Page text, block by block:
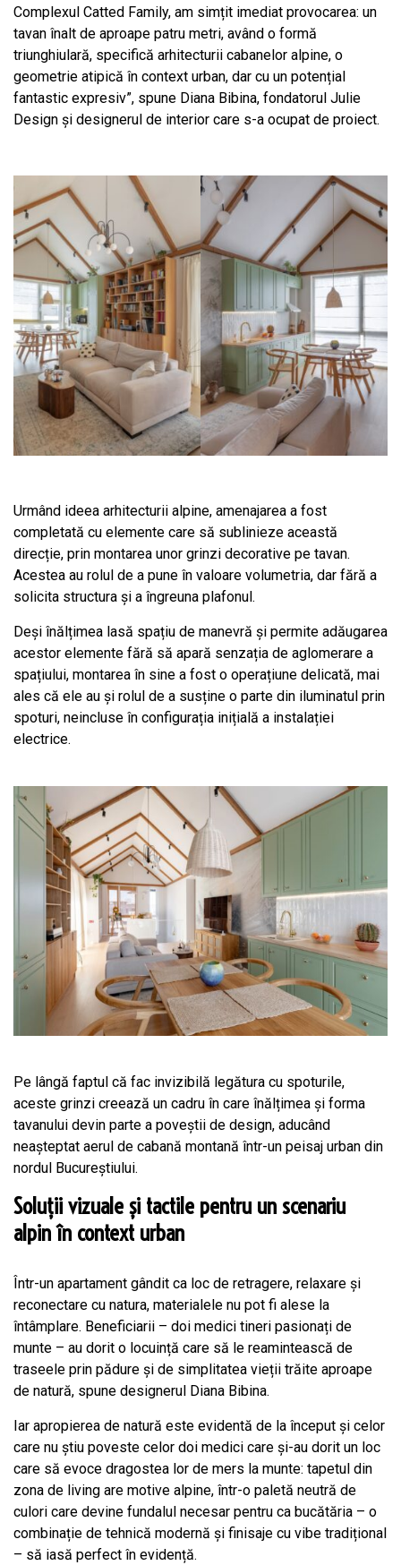
Complexul Catted Family, am simțit imediat provocarea: un
tavan înalt de aproape patru metri, având o formă
triunghiulară, specifică arhitecturii cabanelor alpine, o
geometrie atipică în context urban, dar cu un potențial
fantastic expresiv”, spune Diana Bibina, fondatorul Julie
Design și designerul de interior care s-a ocupat de proiect.
Urmând ideea arhitecturii alpine, amenajarea a fost
completată cu elemente care să sublinieze această
direcție, prin montarea unor grinzi decorative pe tavan.
Acestea au rolul de a pune în valoare volumetria, dar fără a
solicita structura și a îngreuna plafonul.
Deși înălțimea lasă spațiu de manevră și permite adăugarea
acestor elemente fără să apară senzația de aglomerare a
spațiului, montarea în sine a fost o operațiune delicată, mai
ales că ele au și rolul de a susține o parte din iluminatul prin
spoturi, neincluse în configurația inițială a instalației
electrice.
Pe lângă faptul că fac invizibilă legătura cu spoturile,
aceste grinzi creează un cadru în care înălțimea și forma
tavanului devin parte a poveștii de design, aducând
neașteptat aerul de cabană montană într-un peisaj urban din
nordul Bucureștiului.
Soluții vizuale și tactile pentru un scenariu
alpin în context urban
Într-un apartament gândit ca loc de retragere, relaxare și
reconectare cu natura, materialele nu pot fi alese la
întâmplare. Beneficiarii – doi medici tineri pasionați de
munte – au dorit o locuință care să le reamintească de
traseele prin pădure și de simplitatea vieții trăite aproape
de natură, spune designerul Diana Bibina.
Iar apropierea de natură este evidentă de la început și celor
care nu știu poveste celor doi medici care și-au dorit un loc
care să evoce dragostea lor de mers la munte: tapetul din
zona de living are motive alpine, într-o paletă neutră de
culori care devine fundalul necesar pentru ca bucătăria – o
combinație de tehnică modernă și finisaje cu vibe tradițional
– să iasă perfect în evidență.